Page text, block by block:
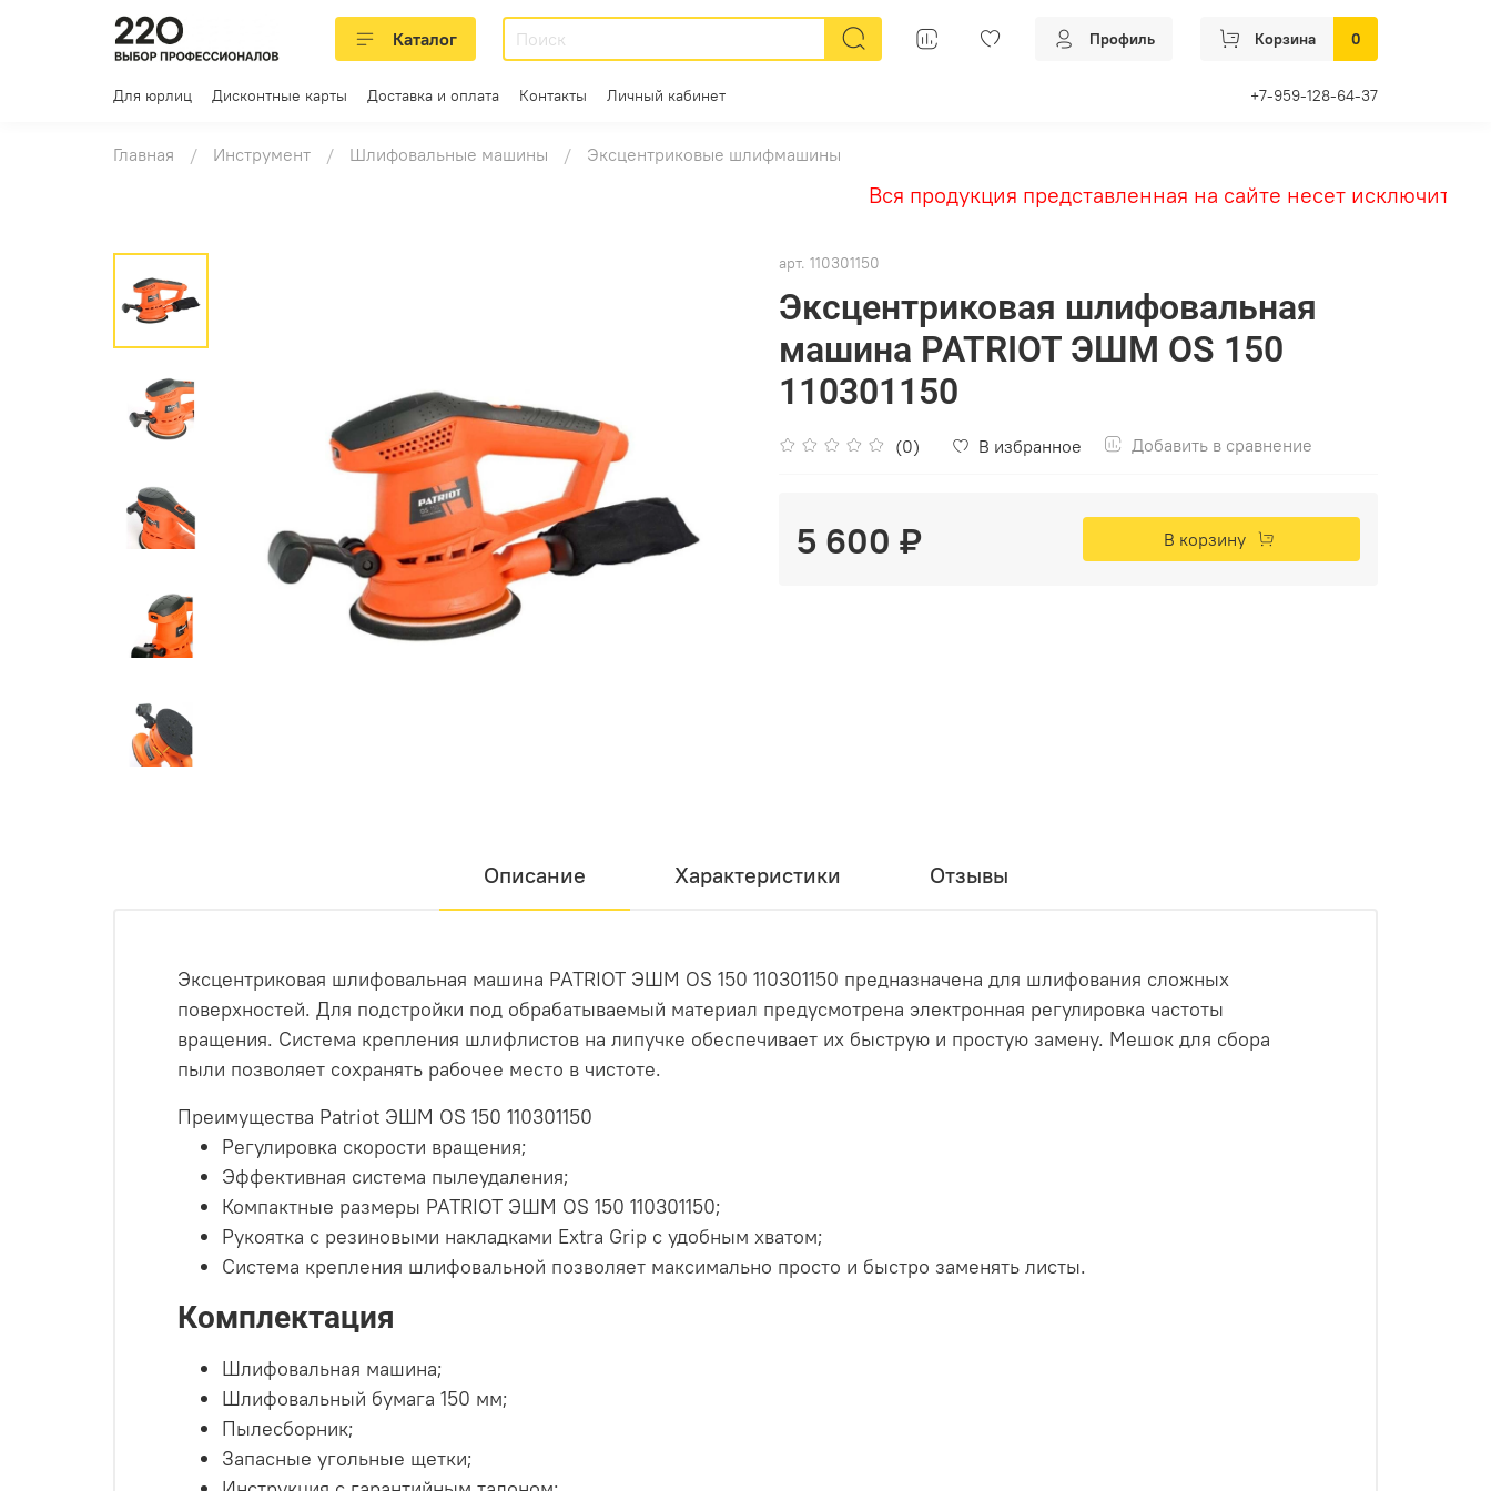
Каталог Профиль Корзина 0
Для юрлиц Дисконтные карты Доставка и оплата Контакты Личный кабинет +7-959-128-64-37
Главная Инструмент Шлифовальные машины Эксцентриковые шлифмашины
Вся продукция представленная на сайте несет
арт. 110301150
Эксцентриковая шлифовальная
машина PATRIOT ЭШМ OS 150
110301150
(0) В избранное Добавить в сравнение
5 600 ₽ В корзину
Описание Характеристики Отзывы
Эксцентриковая шлифовальная машина PATRIOT ЭШМ OS 150 110301150 предназначена для шлифования сложных
поверхностей. Для подстройки под обрабатываемый материал предусмотрена электронная регулировка частоты
вращения. Система крепления шлифлистов на липучке обеспечивает их быструю и простую замену. Мешок для сбора
пыли позволяет сохранять рабочее место в чистоте.
Преимущества Patriot ЭШМ OS 150 110301150
Регулировка скорости вращения;
Эффективная система пылеудаления;
Компактные размеры PATRIOT ЭШМ OS 150 110301150;
Рукоятка с резиновыми накладками Extra Grip с удобным хватом;
Система крепления шлифовальной позволяет максимально просто и быстро заменять листы.
Комплектация
Шлифовальная машина;
Шлифовальный бумага 150 мм;
Пылесборник;
Запасные угольные щетки;